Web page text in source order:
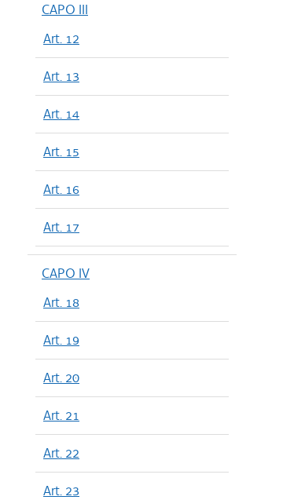
CAPO III
Art. 12
Art. 13
Art. 14
Art. 15
Art. 16
Art. 17
CAPO IV
Art. 18
Art. 19
Art. 20
Art. 21
Art. 22
Art. 23